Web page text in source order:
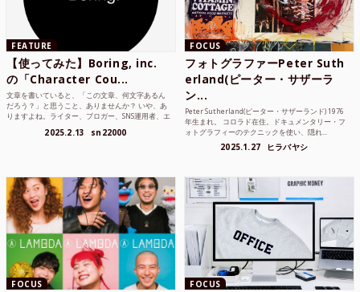
FEATURE
【使ってみた】Boring, inc.
の「Character Cou...
文章を書いていると、「この文章、何文字あるん
だろう？」と思うこと、ありませんか？ いや、あ
りますよね。ライター、ブロガー、SNS運用者、エ
2025.2.13 sn22000
FOCUS
フォトグラファーPeter Suth
erland(ピーター・サザーラ
ン...
Peter Sutherland(ピーター・サザーランド) 1976
年生まれ。 コロラド在住。ドキュメンタリー・フ
ォトグラフィーのテクニックを使い、隠れ...
2025.1.27 ヒラバヤシ
FOCUS FOCUS